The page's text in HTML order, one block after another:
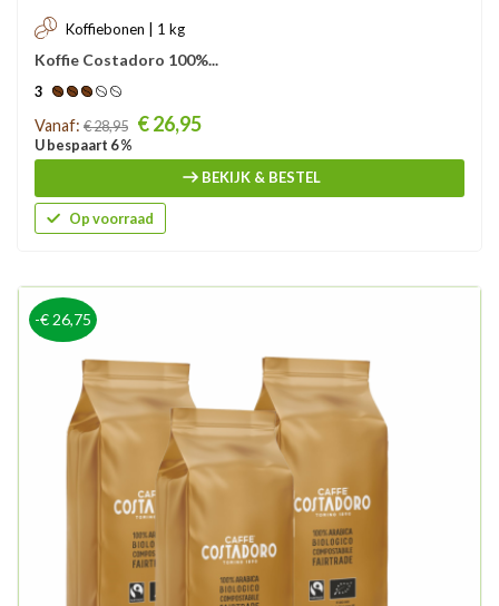
Koffiebonen | 1 kg
Koffie Costadoro 100%...
3
Prijs
Vanaf: € 28,95 € 26,95
U bespaart 6 %
BEKIJK & BESTEL
Op voorraad
-€ 26,75